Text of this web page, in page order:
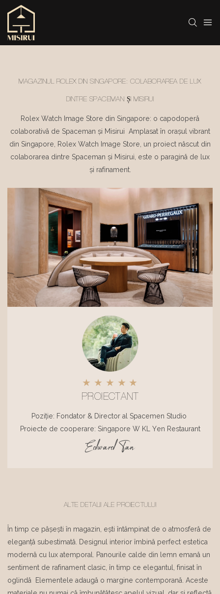
MAGAZINUL ROLEX DIN SINGAPORE: COLABORAREA DE LUX
DINTRE SPACEMAN ȘI MISIRUI
Rolex Watch Image Store din Singapore: o capodoperă
colaborativă de Spaceman și Misirui Amplasat în orașul vibrant
din Singapore, Rolex Watch Image Store, un proiect născut din
colaborarea dintre Spaceman și Misirui, este o paragină de lux
și rafinament.
★ ★ ★ ★ ★
PROIECTANT
Poziție: Fondator & Director al Spacemen Studio
Proiecte de cooperare: Singapore W KL Yen Restaurant
Edward Tan
ALTE DETALII ALE PROIECTULUI
În timp ce pășești în magazin, ești întâmpinat de o atmosferă de
eleganță subestimată. Designul interior îmbină perfect estetica
modernă cu lux atemporal. Panourile calde din lemn emană un
sentiment de rafinament clasic, în timp ce elegantul, finisat în
oglindă Elementele adaugă o margine contemporană. Aceste